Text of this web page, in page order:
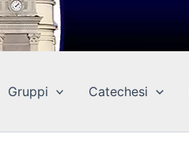
Gruppi Catechesi